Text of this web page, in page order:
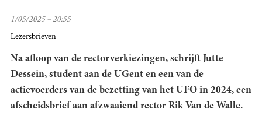
1/05/2025 – 20:55
Lezersbrieven
Na afloop van de rectorverkiezingen, schrijft Jutte
Dessein, student aan de UGent en een van de
actievoerders van de bezetting van het UFO in 2024, een
afscheidsbrief aan afzwaaiend rector Rik Van de Walle.